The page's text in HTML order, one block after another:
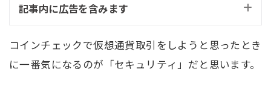
記事内に広告を含みます
コインチェックで仮想通貨取引をしようと思ったとき
に一番気になるのが「セキュリティ」だと思います。